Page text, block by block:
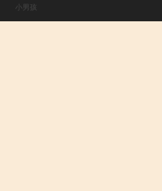
小男孩